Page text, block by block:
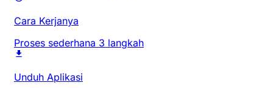
Cara Kerjanya
Proses sederhana 3 langkah
Unduh Aplikasi